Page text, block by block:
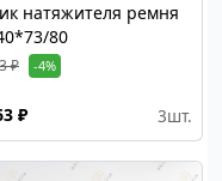
натяжителя ремня
80
₽ -4%
₽ 3шт.